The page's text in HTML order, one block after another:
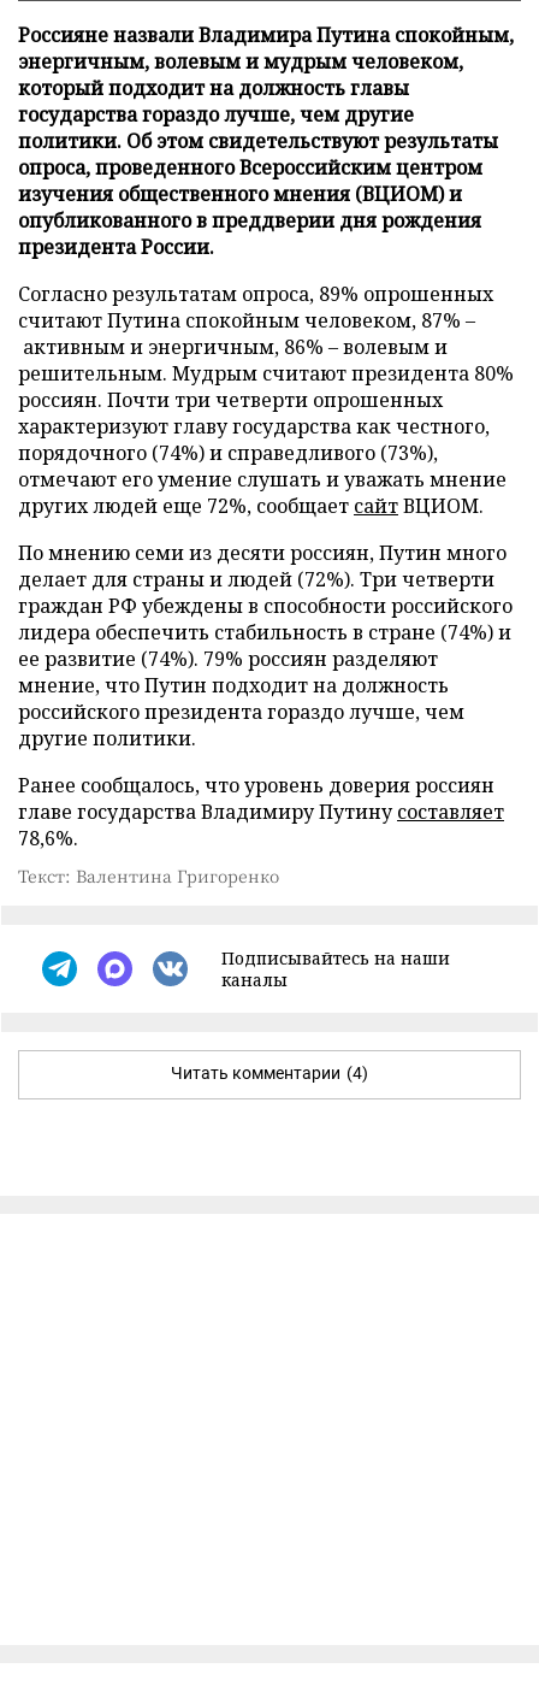
Россияне назвали Владимира Путина спокойным,
энергичным, волевым и мудрым человеком,
который подходит на должность главы
государства гораздо лучше, чем другие
политики. Об этом свидетельствуют результаты
опроса, проведенного Всероссийским центром
изучения общественного мнения (ВЦИОМ) и
опубликованного в преддверии дня рождения
президента России.
Согласно результатам опроса, 89% опрошенных
считают Путина спокойным человеком, 87% –
активным и энергичным, 86% – волевым и
решительным. Мудрым считают президента 80%
россиян. Почти три четверти опрошенных
характеризуют главу государства как честного,
порядочного (74%) и справедливого (73%),
отмечают его умение слушать и уважать мнение
других людей еще 72%, сообщает сайтВЦИОМ.
По мнению семи из десяти россиян, Путин много
делает для страны и людей (72%). Три четверти
граждан РФ убеждены в способности российского
лидера обеспечить стабильность в стране (74%) и
ее развитие (74%). 79% россиян разделяют
мнение, что Путин подходит на должность
российского президента гораздо лучше, чем
другие политики.
Ранее сообщалось, что уровень доверия россиян
главе государства Владимиру Путинусоставляет
78,6%.
Текст: Валентина Григоренко
Подписывайтесь на наши
каналы
Читать комментарии (4)